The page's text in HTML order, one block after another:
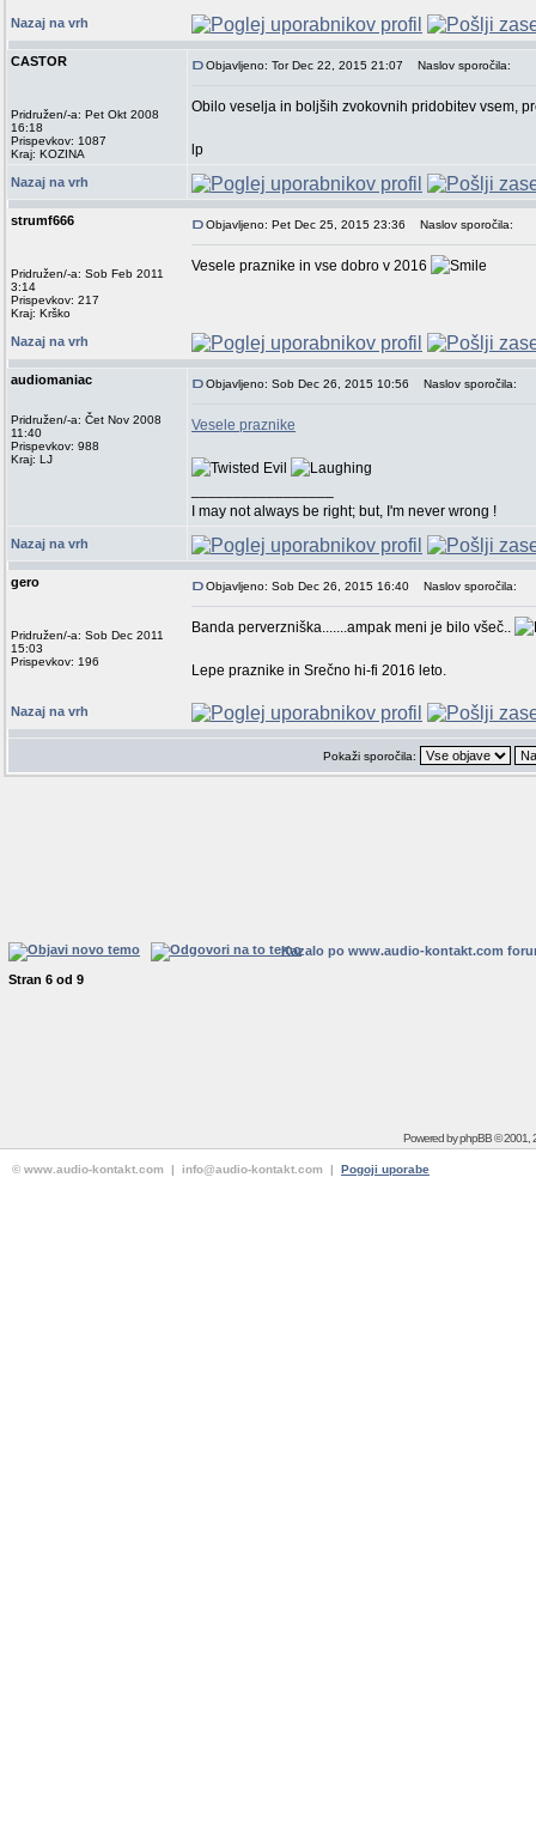
Nazaj na vrh
CASTOR
Pridružen/-a: Pet Okt 2008
16:18
Prispevkov: 1087
Kraj: KOZINA
Objavljeno: Tor Dec 22, 2015 21:07 Naslov sporočila:
Obilo veselja in boljših zvokovnih pridobitev vsem,
lp
Nazaj na vrh
strumf666
Pridružen/-a: Sob Feb 2011
3:14
Prispevkov: 217
Kraj: Krško
Objavljeno: Pet Dec 25, 2015 23:36 Naslov sporočila:
Vesele praznike in vse dobro v 2016
Nazaj na vrh
audiomaniac
Pridružen/-a: Čet Nov 2008
11:40
Prispevkov: 988
Kraj: LJ
Objavljeno: Sob Dec 26, 2015 10:56 Naslov sporočila:
Vesele praznike
I may not always be right; but, I'm never wrong !
Nazaj na vrh
gero
Pridružen/-a: Sob Dec 2011
15:03
Prispevkov: 196
Objavljeno: Sob Dec 26, 2015 16:40 Naslov sporočila:
Banda perverzniška.......ampak meni je bilo všeč..
Lepe praznike in Srečno hi-fi 2016 leto.
Nazaj na vrh
Pokaži sporočila:
Kazalo po www.audio-kontakt.com
Stran 6 od 9
Powered byphpBB© 2001,
© www.audio-kontakt.com | info@audio-kontakt.com | Pogoji uporabe